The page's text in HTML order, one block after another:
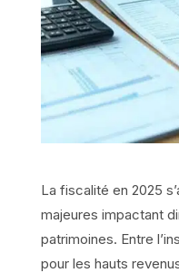
La fiscalité en 2025
majeures impactant
patrimoines. Entre
pour les hauts